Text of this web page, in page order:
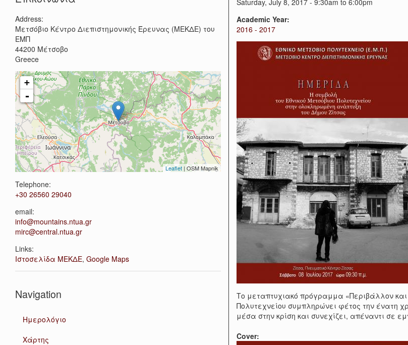
Saturday, July 8, 2017 - 9:30am to 6:00pm
Academic Year:
2016 - 2017
Το μεταπτυχιακό πρόγραμμα «Περιβάλλον και
Πολυτεχνείου συμπληρώνει φέτος την ένατη
μέσα στην κρίση και συνεχίζει, απέναντι σε
Cover:
Address:
Μετσόβιο Κέντρο Διεπιστημονικής Έρευνας (ΜΕΚΔΕ) του
ΕΜΠ
44200 Μέτσοβο
Greece
+
-
Leaflet | OSM Mapnik
Telephone:
+30 26560 29040
email:
info@mountains.ntua.gr
mirc@central.ntua.gr
Links:
Ιστοσελίδα ΜΕΚΔΕ, Google Maps
Navigation
Ημερολόγιο
Χάρτης